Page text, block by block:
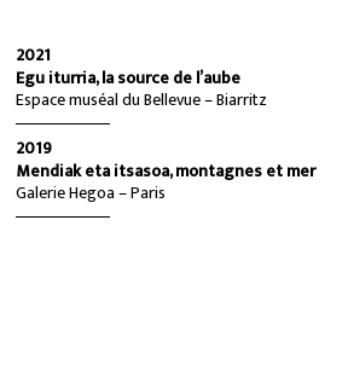
2021
Egu iturria, la source de l’aube
Espace muséal du Bellevue – Biarritz
2019
Mendiak eta itsasoa, montagnes et mer
Galerie Hegoa – Paris